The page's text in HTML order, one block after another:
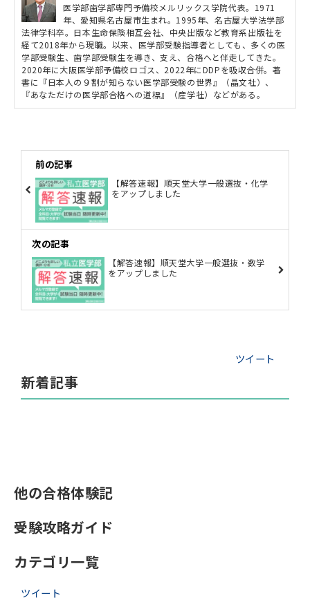
医学部歯学部専門予備校メルリックス学院代表。1971
年、愛知県名古屋市生まれ。1995年、名古屋大学法学部
法律学科卒。日本生命保険相互会社、中央出版など教育系出版社を
経て2018年から現職。以来、医学部受験指導者としても、多くの医
学部受験生、歯学部受験生を導き、支え、合格へと伴走してきた。
2020年に大阪医学部予備校ロゴス、2022年にDDPを吸収合併。著
書に『日本人の９割が知らない医学部受験の世界』（晶文社）、
『あなただけの医学部合格への道標』（産学社）などがある。
前の記事
【解答速報】順天堂大学一般選抜・化学
をアップしました
次の記事
【解答速報】順天堂大学一般選抜・数学
をアップしました
ツイート
新着記事
他の合格体験記
受験攻略ガイド
カテゴリ一覧
ツイート